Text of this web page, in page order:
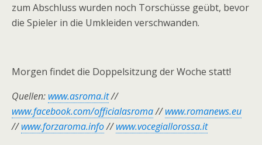
zum Abschluss wurden noch Torschüsse geübt, bevor
die Spieler in die Umkleiden verschwanden.
Morgen findet die Doppelsitzung der Woche statt!
Quellen: www.asroma.it//
www.facebook.com/officialasroma//www.romanews.eu
//www.forzaroma.info//www.vocegiallorossa.it